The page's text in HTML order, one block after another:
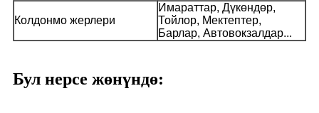
Колдонмо жерлери
Имараттар, Дүкөндөр,
Тойлор, Мектептер,
Барлар, Автовокзалдар...
Бул нерсе жөнүндө: